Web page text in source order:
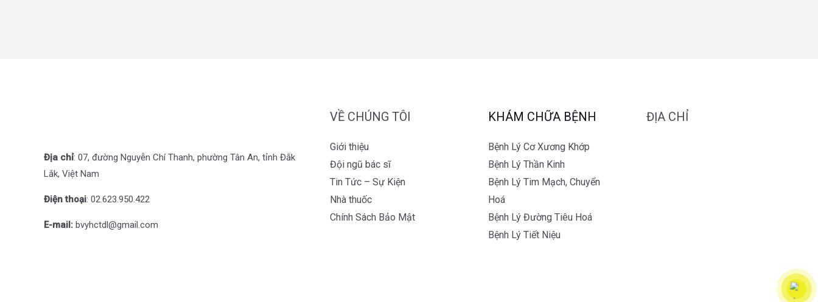
Địa chỉ: 07, đường Nguyễn Chí Thanh, phường Tân An, tỉnh Đắk
Lắk, Việt Nam
Điện thoại: 02.623.950.422
E-mail: bvyhctdl@gmail.com
VỀ CHÚNG TÔI
Giới thiệu
Đội ngũ bác sĩ
Tin Tức – Sự Kiện
Nhà thuốc
Chính Sách Bảo Mật
KHÁM CHỮA BỆNH
Bệnh Lý Cơ Xương Khớp
Bệnh Lý Thần Kinh
Bệnh Lý Tim Mạch, Chuyển
Hoá
Bệnh Lý Đường Tiêu Hoá
Bệnh Lý Tiết Niệu
ĐỊA CHỈ